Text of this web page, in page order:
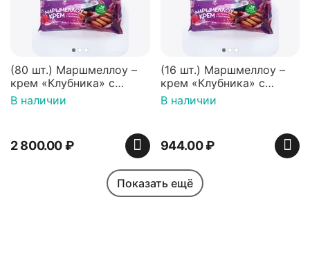
(80 шт.) Маршмеллоу –
крем «Клубника» с
палочками (ТМ
«Зефирный Лео»)
В наличии
2 800.00₽
(16 шт.) Маршмеллоу –
крем «Клубника» с
палочками (ТМ
«Зефирный Лео»)
В наличии
944.00₽
Показать ещё